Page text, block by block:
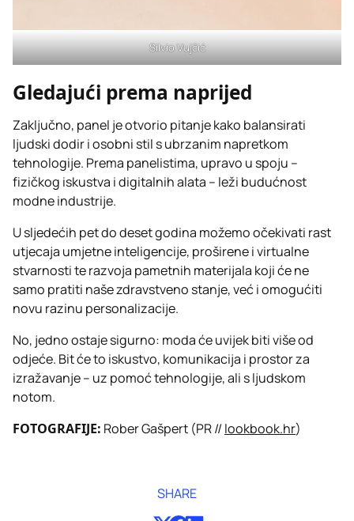
SHARE
Silvio Vujčić
Gledajući prema naprijed
Zaključno, panel je otvorio pitanje kako balansirati
ljudski dodir i osobni stil s ubrzanim napretkom
tehnologije. Prema panelistima, upravo u spoju –
fizičkog iskustva i digitalnih alata – leži budućnost
modne industrije.
U sljedećih pet do deset godina možemo očekivati rast
utjecaja umjetne inteligencije, proširene i virtualne
stvarnosti te razvoja pametnih materijala koji će ne
samo pratiti naše zdravstveno stanje, već i omogućiti
novu razinu personalizacije.
No, jedno ostaje sigurno: moda će uvijek biti više od
odjeće. Bit će to iskustvo, komunikacija i prostor za
izražavanje – uz pomoć tehnologije, ali s ljudskom
notom.
FOTOGRAFIJE: Rober Gašpert (PR //lookbook.hr)